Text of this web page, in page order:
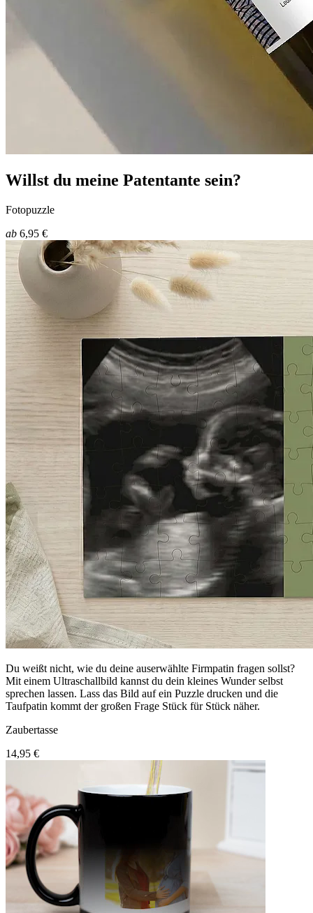
Willst du meine Patentante sein?
Fotopuzzle
ab 6,95 €
Du weißt nicht, wie du deine auserwählte Firmpatin fragen sollst?
Mit einem Ultraschallbild kannst du dein kleines Wunder selbst
sprechen lassen. Lass das Bild auf ein Puzzle drucken und die
Taufpatin kommt der großen Frage Stück für Stück näher.
Zaubertasse
14,95 €